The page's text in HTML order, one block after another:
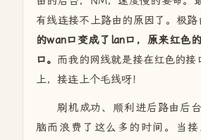
有线连接不上路由的原因了。极路
的wan口变成了lan口，原来红色
口。 而我的网线就是接在红色的接
上，接连上个毛线呀！
刷机成功、顺利进后路由后
脑而浪费了这么多的时间。当